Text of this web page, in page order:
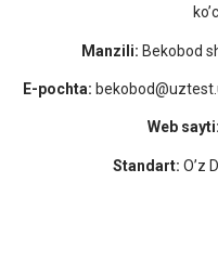
Manzili: Bekobod
E-pochta:
Web sayti:
Standart: O’z